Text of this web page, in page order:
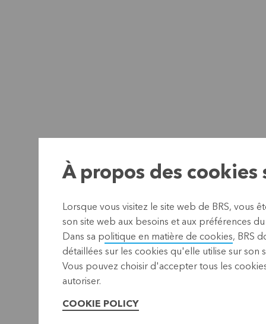
À propos des cookies
Lorsque vous visitez le site web de BRS, vous
son site web aux besoins et aux préférences
Dans sa politique en matière de cookies, BRS
détaillées sur les cookies qu'elle utilise sur son
Vous pouvez choisir d'accepter tous les
autoriser.
COOKIE POLICY